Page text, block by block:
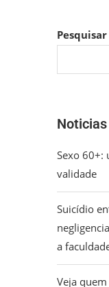
Pesquisar
Sexo 60+:
validade
Suicídio
a
Veja